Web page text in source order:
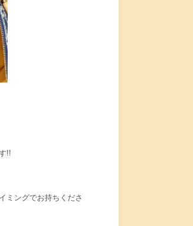
!!
ミングでお持ちくださ